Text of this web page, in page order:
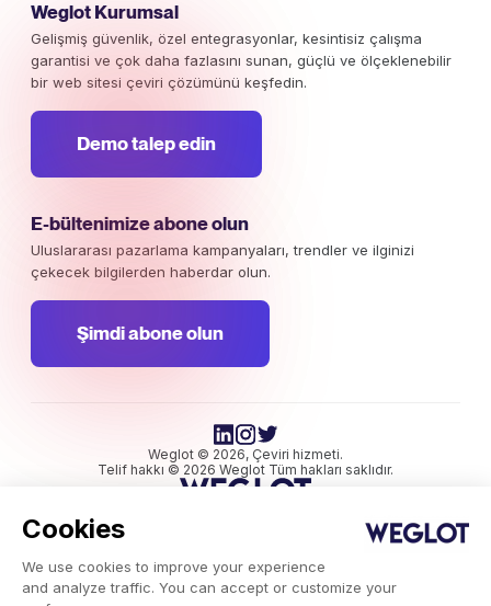
Cookies
We use cookies to improve your experience
and analyze traffic. You can accept or customize your
Weglot Kurumsal
Gelişmiş güvenlik, özel entegrasyonlar, kesintisiz çalışma
garantisi ve çok daha fazlasını sunan, güçlü ve ölçeklenebilir
bir web sitesi çeviri çözümünü keşfedin.
Demo talep edin
E-bültenimize abone olun
Uluslararası pazarlama kampanyaları, trendler ve ilginizi
çekecek bilgilerden haberdar olun.
Şimdi abone olun
Weglot © 2026, Çeviri hizmeti.
Telif hakkı © 2026 Weglot Tüm hakları saklıdır.